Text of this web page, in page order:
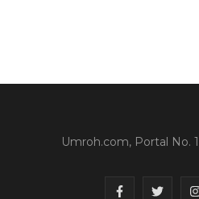
Umroh.com, Portal No.
F
T